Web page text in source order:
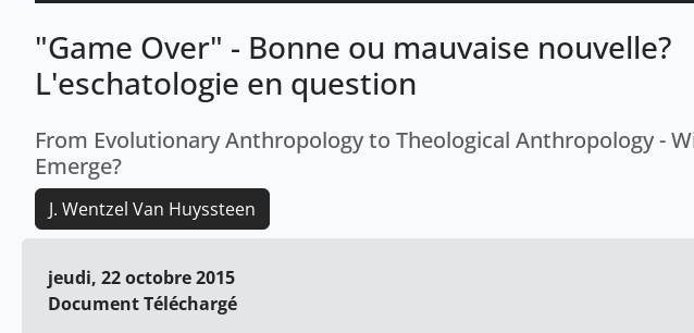
"Game Over" - Bonne ou mauvaise nouvelle?
L'eschatologie en question
From Evolutionary Anthropology to Theological Anthropology -
Emerge?
J. Wentzel Van Huyssteen
jeudi, 22 octobre 2015
Document Téléchargé